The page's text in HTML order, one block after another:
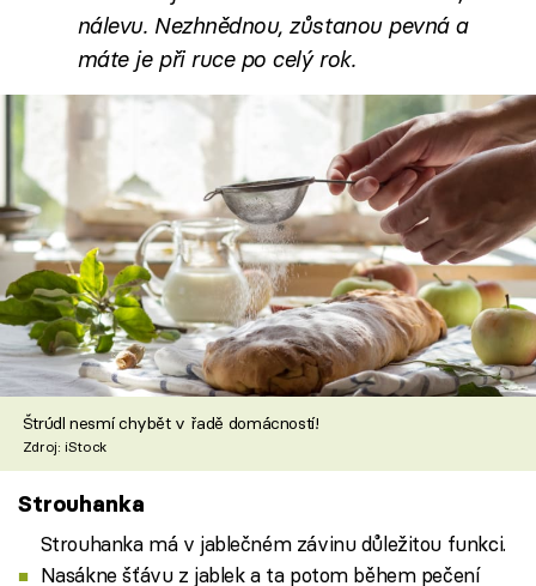
nálevu. Nezhnědnou, zůstanou pevná a
máte je při ruce po celý rok.
Štrúdl nesmí chybět v řadě domácností!
Zdroj: iStock
Strouhanka
Strouhanka má v jablečném závinu důležitou funkci.
Nasákne šťávu z jablek a ta potom během pečení